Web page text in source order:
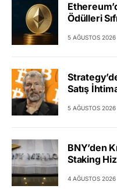
Ödülleri
5 AĞUSTOS 2026
Satış
5 AĞUSTOS 2026
BNY’den
Staking
4 AĞUSTOS 2026